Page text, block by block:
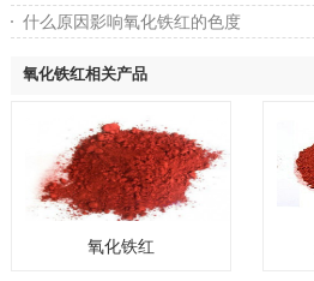
什么原因影响氧化铁红的色度
氧化铁红相关产品
氧化铁红